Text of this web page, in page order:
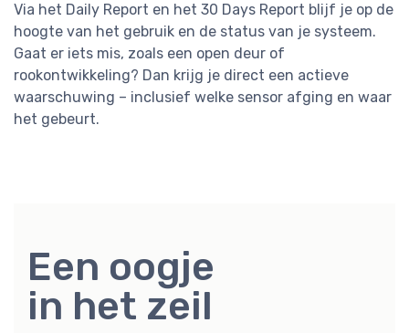
Via het Daily Report en het 30 Days Report blijf je op de
hoogte van het gebruik en de status van je systeem.
Gaat er iets mis, zoals een open deur of
rookontwikkeling? Dan krijg je direct een actieve
waarschuwing – inclusief welke sensor afging en waar
het gebeurt.
Blijf op
de hoogte